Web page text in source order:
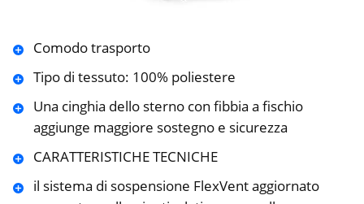
Comodo trasporto
Tipo di tessuto: 100% poliestere
Una cinghia dello sterno con fibbia a fischio
aggiunge maggiore sostegno e sicurezza
CARATTERISTICHE TECNICHE
il sistema di sospensione FlexVent aggiornato